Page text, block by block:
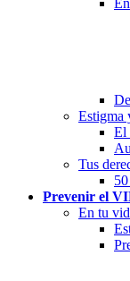
Estigma
El
Tus
Prevenir el
En tu